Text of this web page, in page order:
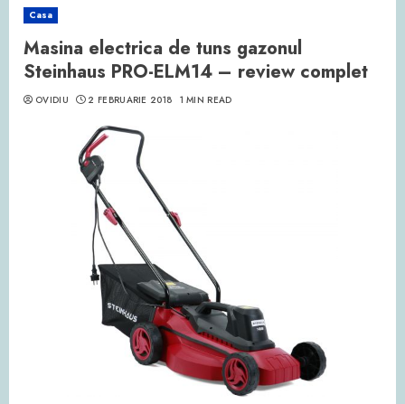
Casa
Masina electrica de tuns gazonul
Steinhaus PRO-ELM14 – review complet
OVIDIU 2 FEBRUARIE 2018 1 MIN READ